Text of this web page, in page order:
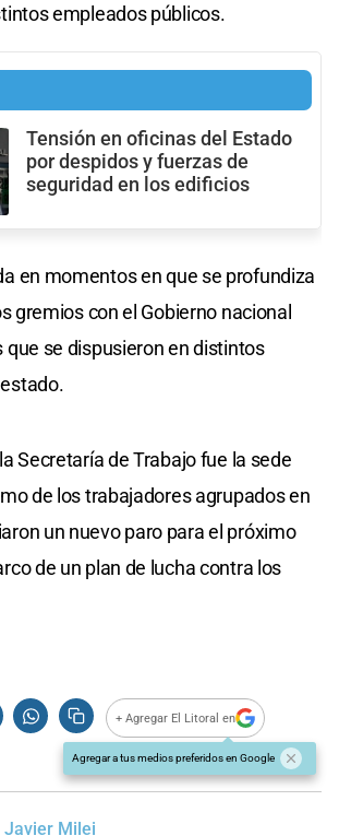
empleados públicos.
Tensión en oficinas del Estado
por despidos y fuerzas de
seguridad en los edificios
en momentos en que se profundiza
gremios con el Gobierno nacional
que se dispusieron en distintos
Secretaría de Trabajo fue la sede
de los trabajadores agrupados en
un nuevo paro para el próximo
de un plan de lucha contra los
+ Agregar El Litoral en
Agregar a tus medios preferidos en Google
Javier Milei